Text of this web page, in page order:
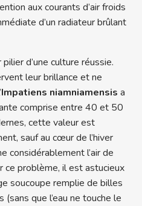
aux courants d’air froids
d’un radiateur brûlant
d’une culture réussie.
leur brillance et ne
Impatiens niamniamensis a
comprise entre 40 et 50
cette valeur est
sauf au cœur de l’hiver
considérablement l’air de
ce problème, il est astucieux
soucoupe remplie de billes
(sans que l’eau ne touche le